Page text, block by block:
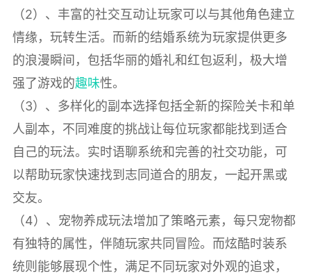
（2）、丰富的社交互动让玩家可以与其他角色建立
情缘，玩转生活。而新的结婚系统为玩家提供更多
的浪漫瞬间，包括华丽的婚礼和红包返利，极大增
强了游戏的趣味性。
（3）、多样化的副本选择包括全新的探险关卡和单
人副本，不同难度的挑战让每位玩家都能找到适合
自己的玩法。实时语聊系统和完善的社交功能，可
以帮助玩家快速找到志同道合的朋友，一起开黑或
交友。
（4）、宠物养成玩法增加了策略元素，每只宠物都
有独特的属性，伴随玩家共同冒险。而炫酷时装系
统则能够展现个性，满足不同玩家对外观的追求，